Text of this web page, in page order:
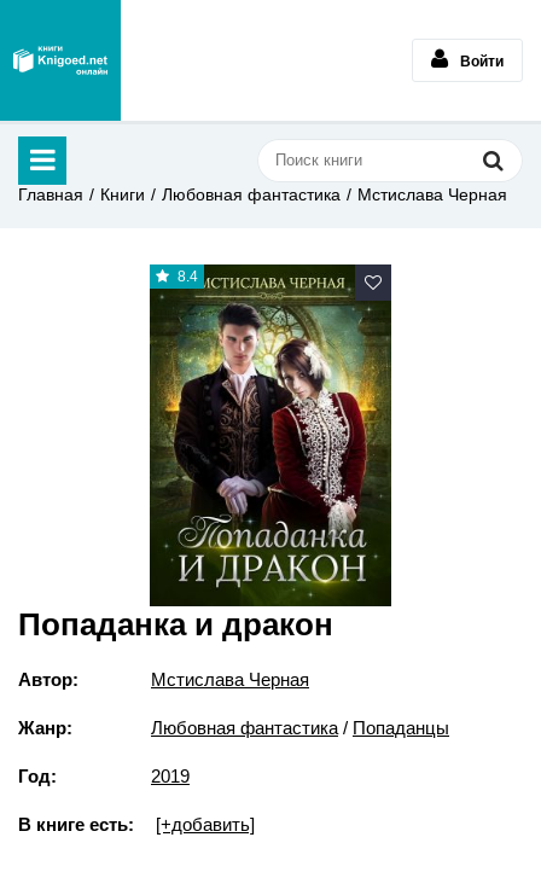
Войти
Главная Книги Любовная фантастика Мстислава Черная
8.4
Попаданка и дракон
Автор: Мстислава Черная
Жанр: Любовная фантастика/ Попаданцы
Год: 2019
В книге есть: [+добавить]